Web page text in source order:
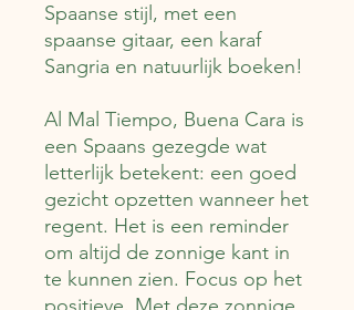
Spaanse stijl, met een
spaanse gitaar, een karaf
Sangria en natuurlijk boeken!
Al Mal Tiempo, Buena Cara is
een Spaans gezegde wat
letterlijk betekent: een goed
gezicht opzetten wanneer het
regent. Het is een reminder
om altijd de zonnige kant in
te kunnen zien. Focus op het